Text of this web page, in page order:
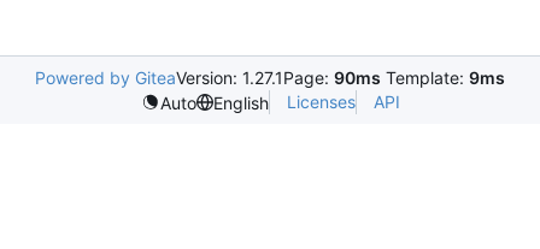
Powered by GiteaVersion: 1.27.1Page: 90ms Template: 9ms
Auto
English Licenses API